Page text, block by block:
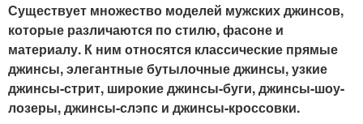
Существует множество моделей мужских джинсов,
которые различаются по стилю, фасоне и
материалу. К ним относятся классические прямые
джинсы, элегантные бутылочные джинсы, узкие
джинсы-стрит, широкие джинсы-буги, джинсы-шоу-
лозеры, джинсы-слэпс и джинсы-кроссовки.